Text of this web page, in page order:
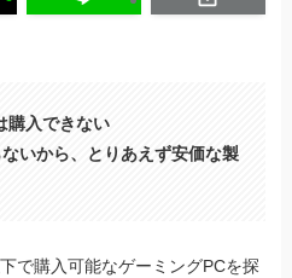
購入できない
いから、とりあえず安価な製
で購入可能なゲーミングPCを探